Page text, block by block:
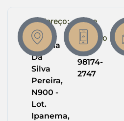
Endereço:
R.
Helena
Da
Silva
Pereira,
N900 -
Lot.
Ipanema,
Entre
em
Contato
(64)
98174-
2747